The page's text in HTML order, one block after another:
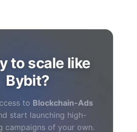
to scale like
Bybit?
to Blockchain-Ads
start launching high-
campaigns of your own.